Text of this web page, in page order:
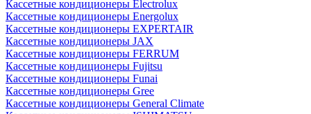
Кассетные кондиционеры Electrolux
Кассетные кондиционеры Energolux
Кассетные кондиционеры EXPERTAIR
Кассетные кондиционеры JAX
Кассетные кондиционеры FERRUM
Кассетные кондиционеры Fujitsu
Кассетные кондиционеры Funai
Кассетные кондиционеры Gree
Кассетные кондиционеры General Climate